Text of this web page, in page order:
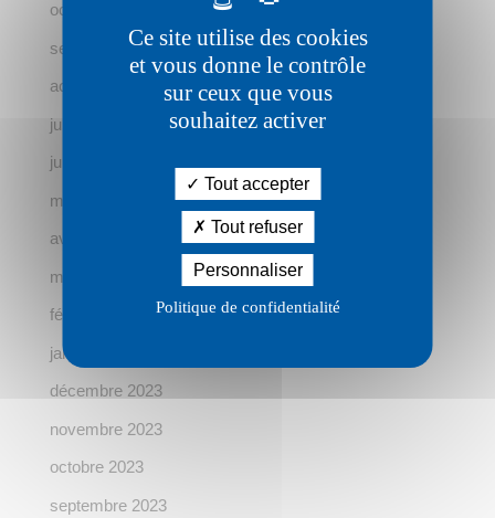
Ce site utilise des cookies
et vous donne le contrôle
sur ceux que vous
souhaitez activer
Tout accepter
Tout refuser
Personnaliser
Politique de confidentialité
octobre 2024
septembre 2024
août 2024
juillet 2024
juin 2024
mai 2024
avril 2024
mars 2024
février 2024
janvier 2024
décembre 2023
novembre 2023
octobre 2023
septembre 2023